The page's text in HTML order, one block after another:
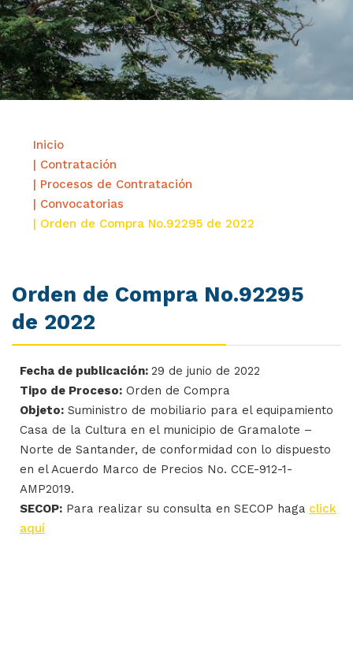
Inicio
| Contratación
| Procesos de Contratación
| Convocatorias
| Orden de Compra No.92295 de 2022
Orden de Compra No.92295
de 2022
Fecha de publicación: 29 de junio de 2022
Tipo de Proceso: Orden de Compra
Objeto: Suministro de mobiliario para el equipamiento
Casa de la Cultura en el municipio de Gramalote –
Norte de Santander, de conformidad con lo dispuesto
en el Acuerdo Marco de Precios No. CCE-912-1-
AMP2019.
SECOP: Para realizar su consulta en SECOP haga click
aquí